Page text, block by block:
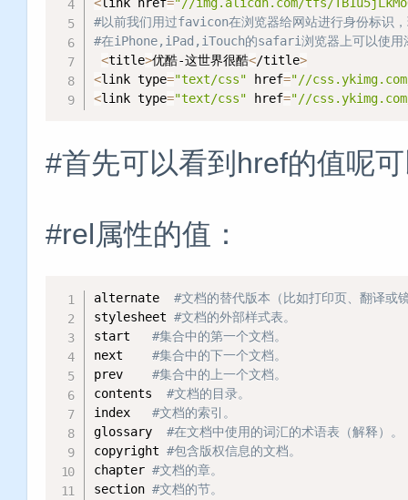
#以前我们用过favicon在浏览器给网站进行身份标识
#在iPhone,iPad,iTouch的safari浏览器上可以使用
<title>优酷-这世界很酷</title>
<link type="text/css" href="//
<link type="text/css" href="//
#首先可以看到href的值呢
#rel属性的值：
alternate #文档的替代版本（比如打印页、翻
stylesheet #文档的外部样式表。
start #集合中的第一个文档。
next #集合中的下一个文档。
prev #集合中的上一个文档。
contents #文档的目录。
index #文档的索引。
glossary #在文档中使用的词汇的术语表（解释
copyright #包含版权信息的文档。
chapter #文档的章。
section #文档的节。